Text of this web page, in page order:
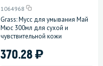
1064968
Grass: Мусс для умывания Май
Мюс 300мл для сухой и
чувствительной кожи
370.28)